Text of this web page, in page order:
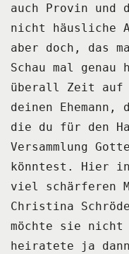
auch Provin und
nicht häusliche
aber doch, das
Schau mal
überall Zeit
deinen
die du für den
Versammlung
könntest.
Hier
viel schärferen
Christina
möchte sie nicht
heiratete ja